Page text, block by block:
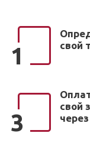
1
свой
3
свой